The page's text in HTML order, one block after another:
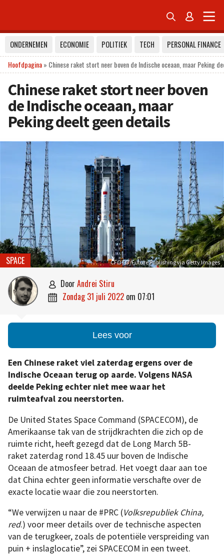
 
ONDERNEMEN ECONOMIE POLITIEK TECH
PERSONAL FINANCE
Hoofdpagina» Chinese raket stort neer boven de Indische oceaan, maar Peking
Chinese raket stort neer boven
de Indische oceaan, maar
Peking deelt geen details
CFOTO/Future Publishing via Getty Images
SPACE
 door Andrei Stiru
 zondag 31 juli 2022 om 07:01
Lees voor
Een Chinese raket viel zaterdag ergens over de
Indische Oceaan terug op aarde. Volgens NASA
deelde Peking echter niet mee waar het
ruimteafval zou neerstorten.
De United States Space Command (SPACECOM), de
Amerikaanse tak van de strijdkrachten die zich op de
ruimte richt, heeft gezegd dat de Long March 5B-
raket zaterdag rond 18.45 uur boven de Indische
Oceaan de atmosfeer betrad. Het voegt daar aan toe
dat China echter geen informatie verschafte over de
exacte locatie waar die zou neerstorten.
“We verwijzen u naar de #PRC (Volksrepubliek China,
red.) voor meer details over de technische aspecten
van de terugkeer, zoals de potentiële verspreiding van
puin + inslaglocatie”, zei SPACECOM in een tweet.